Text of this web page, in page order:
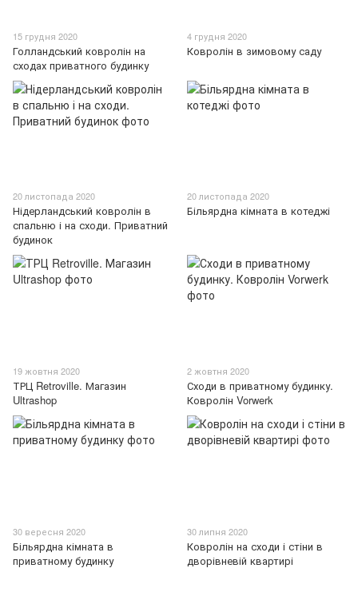
15 грудня 2020
Голландський ковролін на
сходах приватного будинку
4 грудня 2020
Ковролін в зимовому саду
20 листопада 2020
Нідерландський ковролін в
спальню і на сходи. Приватний
будинок
20 листопада 2020
Більярдна кімната в котеджі
19 жовтня 2020
ТРЦ Retroville. Магазин
Ultrashop
2 жовтня 2020
Сходи в приватному будинку.
Ковролін Vorwerk
30 вересня 2020
Більярдна кімната в
приватному будинку
30 липня 2020
Ковролін на сходи і стіни в
дворівневій квартирі